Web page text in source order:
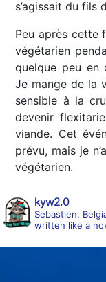
s’agissait du fils
Peu après cette
végétarien
quelque peu en
Je mange de la
sensible à la
devenir
viande. Cet
prévu, mais je
végétarien.
kyw2.0
Sebastien,
written like a